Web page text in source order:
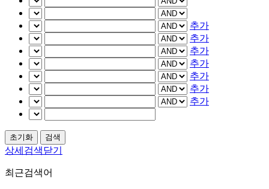
추가
추가
추가
추가
추가
추가
추가
상세검색닫기
최근검색어